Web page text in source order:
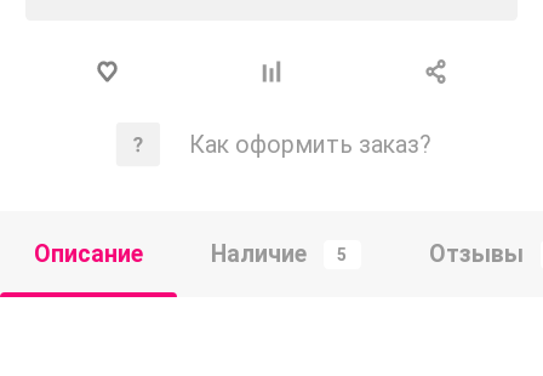
Как оформить заказ?
Описание Наличие 5 Отзывы